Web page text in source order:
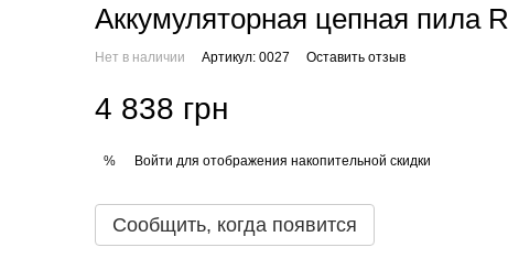
Аккумуляторная цепная пила
Нет в наличии Артикул: 0027 Оставить отзыв
4 838 грн
% Войти для отображения накопительной скидки
Сообщить, когда появится